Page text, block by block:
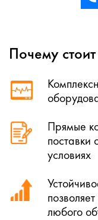
Почему
Прямые
поставки
условиях
любого